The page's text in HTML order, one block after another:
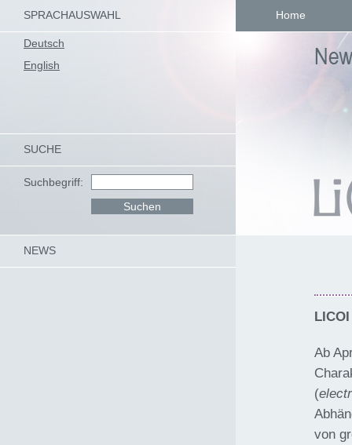
SPRACHAUSWAHL
Deutsch
English
SUCHE
Suchbegriff:
Home
NEWS
Ab
(
von